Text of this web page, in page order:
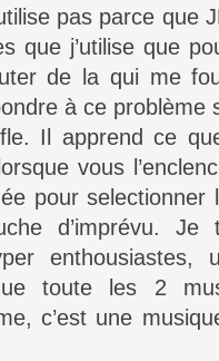
pas parce que
que j’utilise que
de la qui me
à ce problème
Il apprend ce
vous
pour
d’imprévu.
enthousiastes,
toute les 2
c’est une